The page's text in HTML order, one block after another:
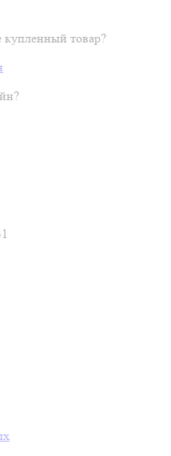
купленный товар?